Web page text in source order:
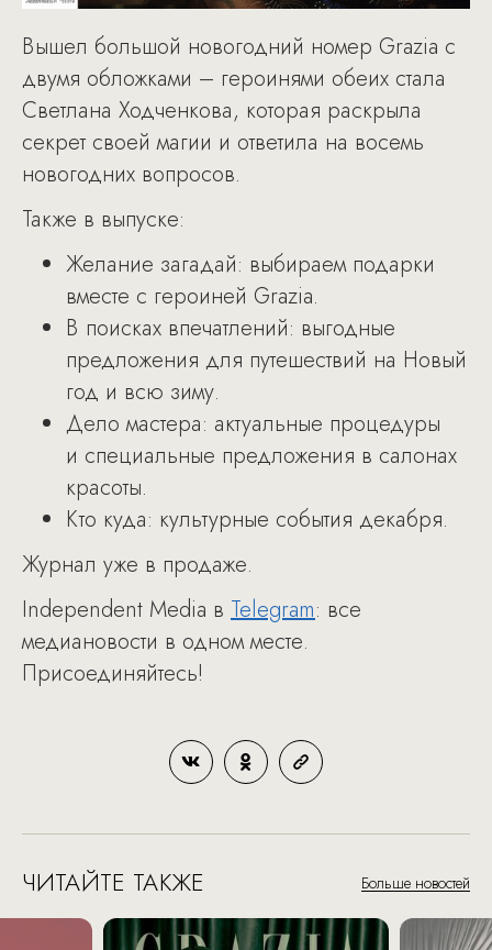
Вышел большой новогодний номер Grazia с
двумя обложками – героинями обеих стала
Светлана Ходченкова, которая раскрыла
секрет своей магии и ответила на восемь
новогодних вопросов.
Также в выпуске:
Желание загадай: выбираем подарки
вместе с героиней Grazia.
В поисках впечатлений: выгодные
предложения для путешествий на Новый
год и всю зиму.
Дело мастера: актуальные процедуры
и специальные предложения в салонах
красоты.
Кто куда: культурные события декабря.
Журнал уже в продаже.
Independent Media в Telegram: все
медиановости в одном месте.
Присоединяйтесь!
ЧИТАЙТЕ ТАКЖЕ Больше новостей